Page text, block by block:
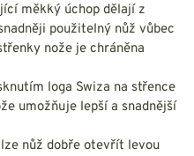
měkký úchop dělají z
použitelný nůž vůbec
nože je chráněna
loga Swiza na střence
umožňuje lepší a snadnější
nůž dobře otevřít levou